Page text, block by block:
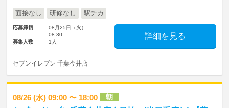
面接なし 研修なし 駅チカ
応募締切
08月25日（火）
08:30
募集人数
1人
詳細を見る
セブンイレブン 千葉今井店
08/26 (水) 09:00 〜 18:00 朝